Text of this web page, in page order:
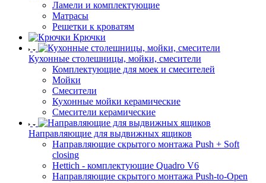
Ламели и комплектующие
Матрасы
Решетки к кроватям
Крючки
Кухонные столешницы, мойки, смесители
Комплектующие для моек и смесителей
Мойки
Смесители
Кухонные мойки керамические
Смесители керамические
Направляющие для выдвижных ящиков
Направляющие скрытого монтажа Push + Soft
closing
Hettich - комплектующие Quadro V6
Направляющие скрытого монтажа Push-to-Open